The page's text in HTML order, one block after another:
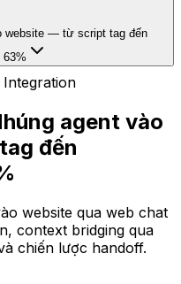
website — từ script tag đến
63%
Integration
agent vào
đến
website qua web chat
context bridging qua
chiến lược handoff.